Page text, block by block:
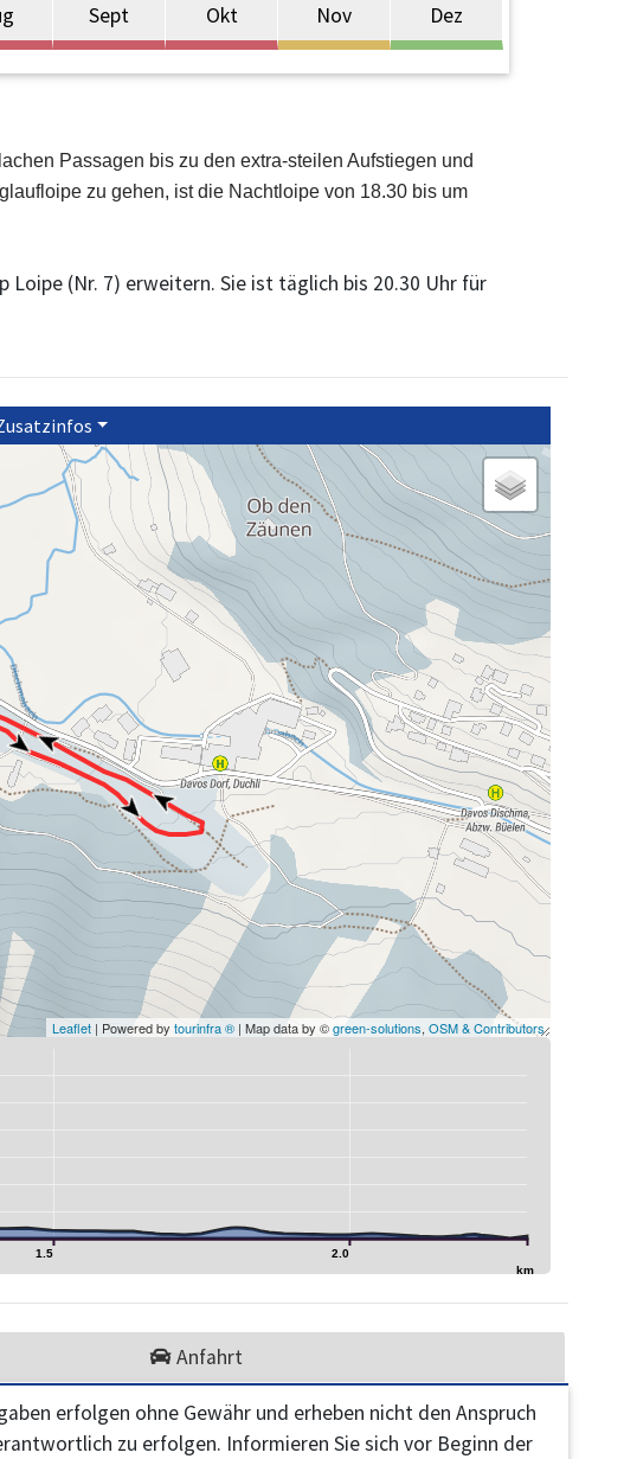
Sept Okt Nov Dez
Passagen bis zu den extra-steilen Aufstiegen und
zu gehen, ist die Nachtloipe von 18.30 bis um
(Nr. 7) erweitern. Sie ist täglich bis 20.30 Uhr für
Leaflet | Powered by tourinfra ® | Map data by ©green-solutions, OSM & Contributors
1.5 2.0
km
Anfahrt
erfolgen ohne Gewähr und erheben nicht den Anspruch
zu erfolgen. Informieren Sie sich vor Beginn der